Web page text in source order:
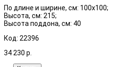
По длине и ширине, см: 100x100;
Высота, см: 215;
Высота поддона, см: 40
Код: 22396
34 230 р.